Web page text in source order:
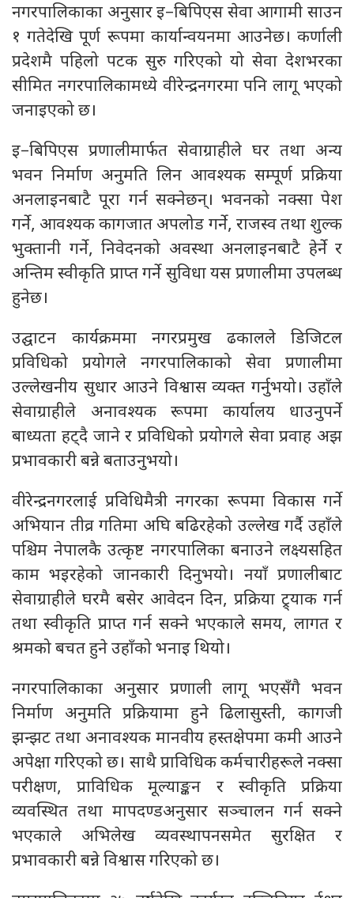
नगरपालिकाका अनुसार इ–बिपिएस सेवा आगामी साउन
१ गतेदेखि पूर्ण रूपमा कार्यान्वयनमा आउनेछ। कर्णाली
प्रदेशमै पहिलो पटक सुरु गरिएको यो सेवा देशभरका
सीमित नगरपालिकामध्ये वीरेन्द्रनगरमा पनि लागू भएको
जनाइएको छ।
इ–बिपिएस प्रणालीमार्फत सेवाग्राहीले घर तथा अन्य
भवन निर्माण अनुमति लिन आवश्यक सम्पूर्ण प्रक्रिया
अनलाइनबाटै पूरा गर्न सक्नेछन्। भवनको नक्सा पेश
गर्ने, आवश्यक कागजात अपलोड गर्ने, राजस्व तथा शुल्क
भुक्तानी गर्ने, निवेदनको अवस्था अनलाइनबाटै हेर्ने र
अन्तिम स्वीकृति प्राप्त गर्ने सुविधा यस प्रणालीमा उपलब्ध
हुनेछ।
उद्घाटन कार्यक्रममा नगरप्रमुख ढकालले डिजिटल
प्रविधिको प्रयोगले नगरपालिकाको सेवा प्रणालीमा
उल्लेखनीय सुधार आउने विश्वास व्यक्त गर्नुभयो। उहाँले
सेवाग्राहीले अनावश्यक रूपमा कार्यालय धाउनुपर्ने
बाध्यता हट्दै जाने र प्रविधिको प्रयोगले सेवा प्रवाह अझ
प्रभावकारी बन्ने बताउनुभयो।
वीरेन्द्रनगरलाई प्रविधिमैत्री नगरका रूपमा विकास गर्ने
अभियान तीव्र गतिमा अघि बढिरहेको उल्लेख गर्दै उहाँले
पश्चिम नेपालकै उत्कृष्ट नगरपालिका बनाउने लक्ष्यसहित
काम भइरहेको जानकारी दिनुभयो। नयाँ प्रणालीबाट
सेवाग्राहीले घरमै बसेर आवेदन दिन, प्रक्रिया ट्र्याक गर्न
तथा स्वीकृति प्राप्त गर्न सक्ने भएकाले समय, लागत र
श्रमको बचत हुने उहाँको भनाइ थियो।
नगरपालिकाका अनुसार प्रणाली लागू भएसँगै भवन
निर्माण अनुमति प्रक्रियामा हुने ढिलासुस्ती, कागजी
झन्झट तथा अनावश्यक मानवीय हस्तक्षेपमा कमी आउने
अपेक्षा गरिएको छ। साथै प्राविधिक कर्मचारीहरूले नक्सा
परीक्षण, प्राविधिक मूल्याङ्कन र स्वीकृति प्रक्रिया
व्यवस्थित तथा मापदण्डअनुसार सञ्चालन गर्न सक्ने
भएकाले अभिलेख व्यवस्थापनसमेत सुरक्षित र
प्रभावकारी बन्ने विश्वास गरिएको छ।